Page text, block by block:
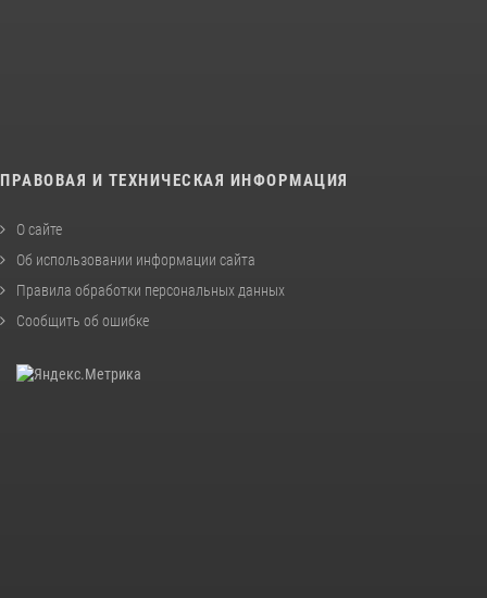
ПРАВОВАЯ И ТЕХНИЧЕСКАЯ ИНФОРМАЦИЯ
О сайте
Об использовании информации сайта
Правила обработки персональных данных
Сообщить об ошибке